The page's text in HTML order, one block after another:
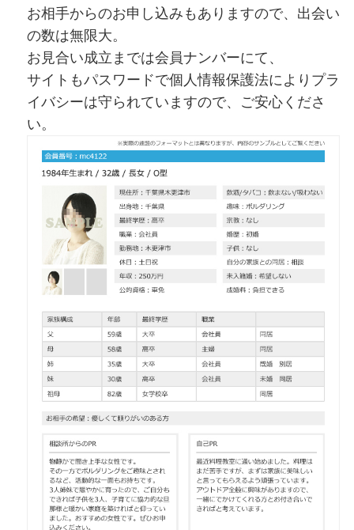
お相手からのお申し込みもありますので、出会い
の数は無限大。
お見合い成立までは会員ナンバーにて、
サイトもパスワードで個人情報保護法によりプラ
イバシーは守られていますので、ご安心くださ
い。